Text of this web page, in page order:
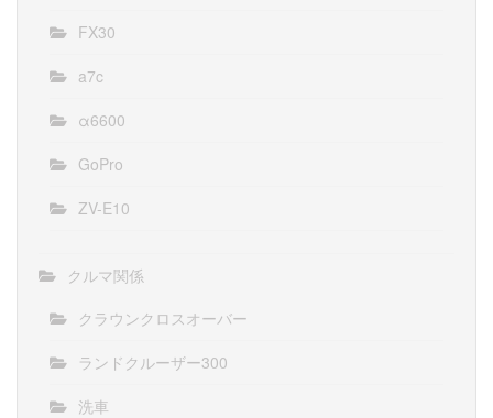
FX30
a7c
α6600
GoPro
ZV-E10
クルマ関係
クラウンクロスオーバー
ランドクルーザー300
洗車